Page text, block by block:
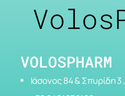
VOLOSPHARM
Ιάσονος 84 & Σπυρίδη 3